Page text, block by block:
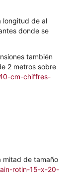
longitud de al
donde se
también
2 metros sobre
cm-chiffres-
mitad de tamaño
rotin-15-x-20-